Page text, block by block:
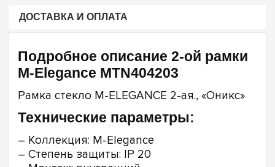
ДОСТАВКА И ОПЛАТА
Подробное описание 2-ой рамки
M-Elegance MTN404203
Рамка стекло M-ELEGANCE 2-ая., «Оникс»
Технические параметры:
– Коллекция: M-Elegance
– Степень защиты: IP 20